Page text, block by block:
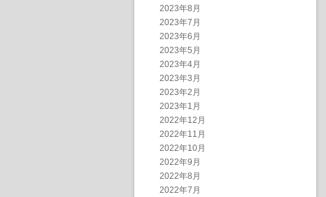
2023年8月
2023年7月
2023年6月
2023年5月
2023年4月
2023年3月
2023年2月
2023年1月
2022年12月
2022年11月
2022年10月
2022年9月
2022年8月
2022年7月